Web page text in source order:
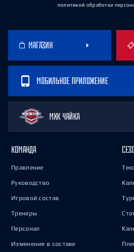
политикой обработки
МАГАЗИН
МОБИЛЬНОЕ ПРИЛОЖЕНИЕ
МХК ЧАЙКА
КОМАНДА
Правление
Руководство
Игровой состав
Тренеры
Персонал
Изменения в составе